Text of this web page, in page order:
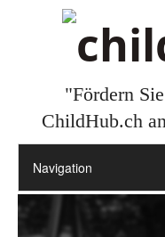
"Fördern
ChildHub.ch